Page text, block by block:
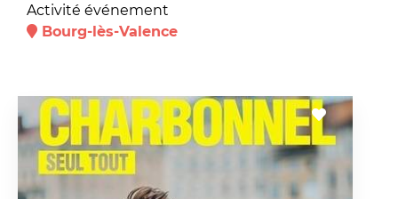
Activité événement
Bourg-lès-Valence